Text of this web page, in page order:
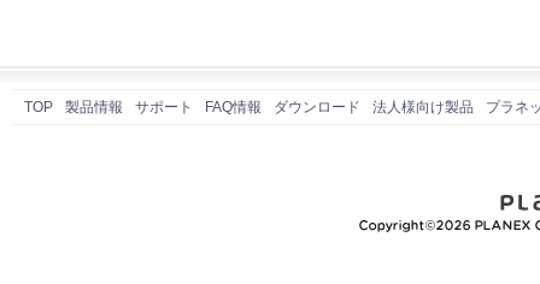
TOP 製品情報 サポート FAQ情報 ダウンロード 法人様向け製品 プラネ